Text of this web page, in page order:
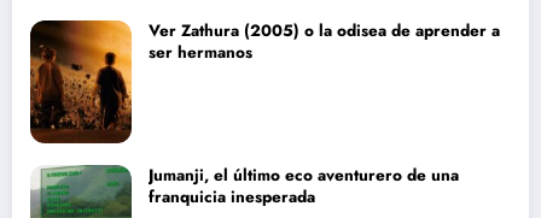
Ver Zathura (2005) o la odisea de aprender a
ser hermanos
Jumanji, el último eco aventurero de una
franquicia inesperada